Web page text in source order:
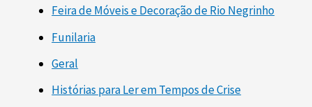
Feira de Móveis e Decoração de Rio Negrinho
Funilaria
Geral
Histórias para Ler em Tempos de Crise